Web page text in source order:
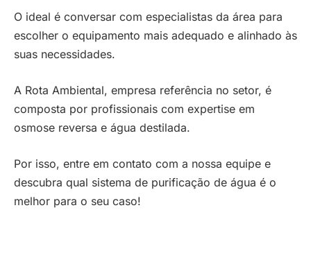
O ideal é conversar com especialistas da área para
escolher o equipamento mais adequado e alinhado às
suas necessidades.
A Rota Ambiental, empresa referência no setor, é
composta por profissionais com expertise em
osmose reversa e água destilada.
Por isso, entre em contato com a nossa equipe e
descubra qual sistema de purificação de água é o
melhor para o seu caso!